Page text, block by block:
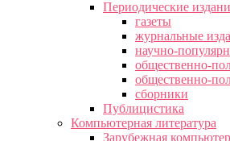
Периодические
газеты
журнальные
научно-
общественно-
общественно-
сборники
Публицистика
Компьютерная литература
Зарубежная